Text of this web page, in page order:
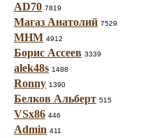
AD70 7819
Магаз Анатолий 7529
МНМ 4912
Борис Ассеев 3339
alek48s 1488
Ronny 1390
Белков Альберт 515
VSx86 446
Admin 411